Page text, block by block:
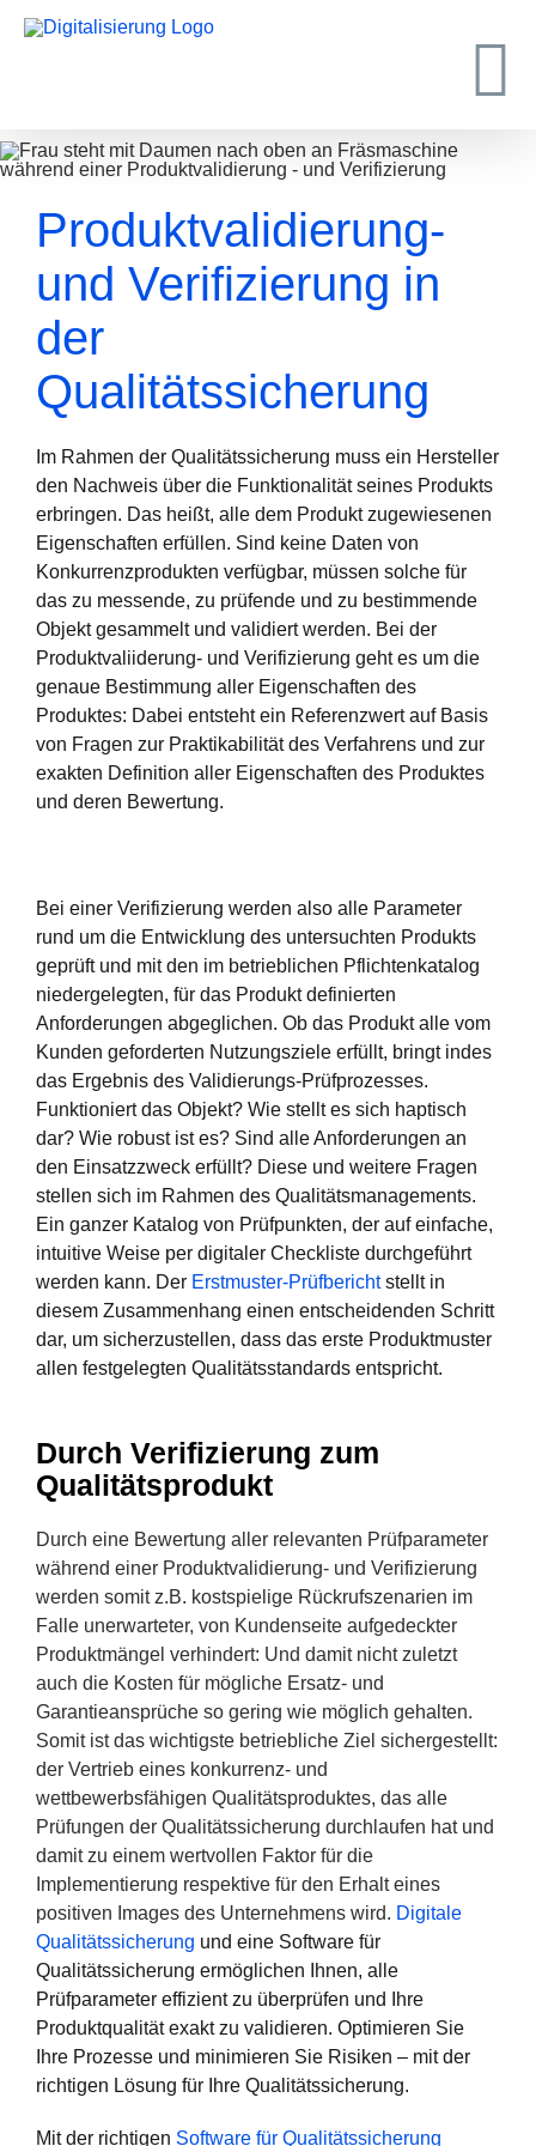
Inhalt
Produktvalidierung-
und Verifizierung in
der
Qualitätssicherung
m Rahmen der Qualitätssicherung muss ein Hersteller
den Nachweis über die Funktionalität seines Produkts
erbringen. Das heißt, alle dem Produkt zugewiesenen
Eigenschaften erfüllen. Sind keine Daten von
Konkurrenzprodukten verfügbar, müssen solche für
das zu messende, zu prüfende und zu bestimmende
Objekt gesammelt und validiert werden. Bei der
Produktvaliiderung- und Verifizierung geht es um die
genaue Bestimmung aller Eigenschaften des
Produktes: Dabei entsteht ein Referenzwert auf Basis
von Fragen zur Praktikabilität des Verfahrens und zur
exakten Definition aller Eigenschaften des Produktes
und deren Bewertung.
Bei einer Verifizierung werden also alle Parameter
rund um die Entwicklung des untersuchten Produkts
geprüft und mit den im betrieblichen Pflichtenkatalog
niedergelegten, für das Produkt definierten
Anforderungen abgeglichen. Ob das Produkt alle vom
Kunden geforderten Nutzungsziele erfüllt, bringt indes
das Ergebnis des Validierungs-Prüfprozesses.
Funktioniert das Objekt? Wie stellt es sich haptisch
dar? Wie robust ist es? Sind alle Anforderungen an
den Einsatzzweck erfüllt? Diese und weitere Fragen
stellen sich im Rahmen des Qualitätsmanagements.
Ein ganzer Katalog von Prüfpunkten, der auf einfache,
intuitive Weise per digitaler Checkliste durchgeführt
werden kann. Der Erstmuster-Prüfberichtstellt in
diesem Zusammenhang einen entscheidenden Schritt
dar, um sicherzustellen, dass das erste Produktmuster
allen festgelegten Qualitätsstandards entspricht.
Durch Verifizierung zum
Qualitätsprodukt
Durch eine Bewertung aller relevanten Prüfparameter
während einer Produktvalidierung- und Verifizierung
werden somit z.B. kostspielige Rückrufszenarien im
Falle unerwarteter, von Kundenseite aufgedeckter
Produktmängel verhindert: Und damit nicht zuletzt
auch die Kosten für mögliche Ersatz- und
Garantieansprüche so gering wie möglich gehalten.
Somit ist das wichtigste betriebliche Ziel sichergestellt:
der Vertrieb eines konkurrenz- und
wettbewerbsfähigen Qualitätsproduktes, das alle
Prüfungen der Qualitätssicherung durchlaufen hat und
damit zu einem wertvollen Faktor für die
Implementierung respektive für den Erhalt eines
positiven Images des Unternehmens wird. Digitale
Qualitätssicherung und eine Software für
Qualitätssicherung ermöglichen Ihnen, alle
Prüfparameter effizient zu überprüfen und Ihre
Produktqualität exakt zu validieren. Optimieren Sie
Ihre Prozesse und minimieren Sie Risiken – mit der
richtigen Lösung für Ihre Qualitätssicherung.
Mit der richtigen Software für Qualitätssicherung